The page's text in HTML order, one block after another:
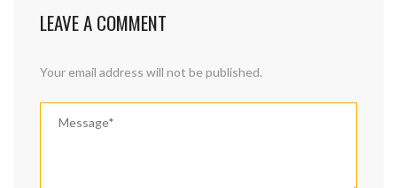
LEAVE A COMMENT
Your email address will not be published.